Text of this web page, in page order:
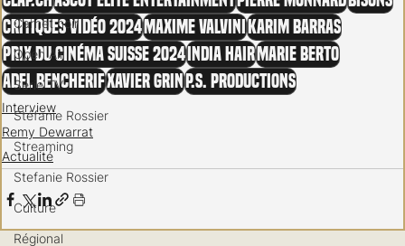
Carnet noir
Open Air
Série TV
Stéfanie Rossier
Streaming
Stefanie Rossier
Culture
Régional
Critiques vidéo 2024Maxime Valvini Karim Barras
Prix du cinéma suisse 2024 India HairMarie Berto
Adel BencherifXavier Grin P.S. Productions
Interview
Remy Dewarrat
Actualité